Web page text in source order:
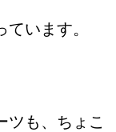
います。
ツも、ちょこ